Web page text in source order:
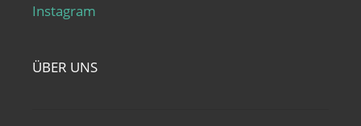
Instagram
ÜBER UNS